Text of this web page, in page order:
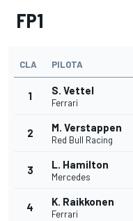
FP1
CLA PILOTA
1 S. Vettel
Ferrari
2 M. Verstappen
Red Bull Racing
3 L. Hamilton
Mercedes
4 K. Raikkonen
Ferrari